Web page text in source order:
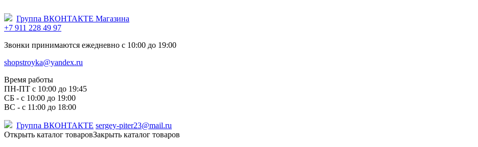
Группа ВКОНТАКТЕ Магазина
+7 911 228 49 97
Звонки принимаются ежедневно с 10:00 до 19:00
shopstroyka@yandex.ru
Время работы
ПН-ПТ c 10:00 до 19:45
СБ - с 10:00 до 19:00
ВС - с 11:00 до 18:00
Группа ВКОНТАКТЕ sergey-piter23@mail.ru
Открыть каталог товаровЗакрыть каталог товаров